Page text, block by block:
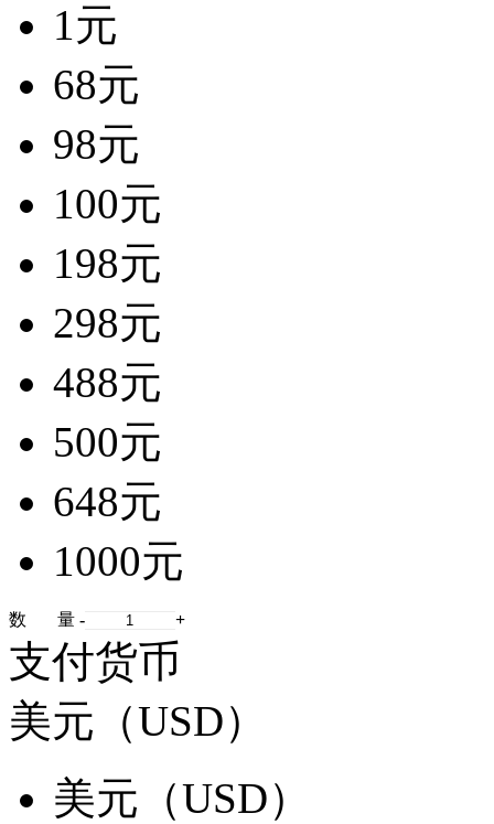
1元
68元
98元
100元
198元
298元
488元
500元
648元
1000元
数 量 - +
支付货币
美元（USD）
美元（USD）